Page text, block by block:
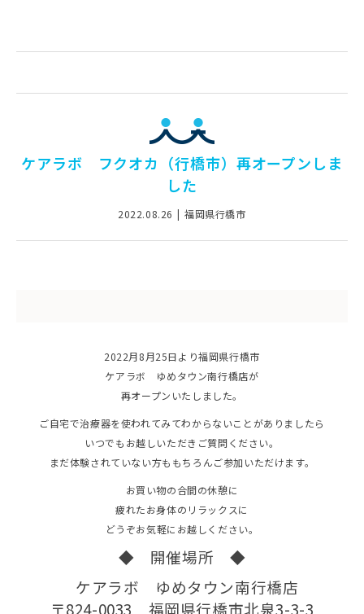
ケアラボ フクオカ（行橋市）再オープンしま
した
2022.08.26 福岡県行橋市
2022月8月25日より福岡県行橋市
ケアラボ ゆめタウン南行橋店が
再オープンいたしました。
ご自宅で治療器を使われてみてわからないことがありましたら
いつでもお越しいただきご質問ください。
まだ体験されていない方ももちろんご参加いただけます。
お買い物の合間の休憩に
疲れたお身体のリラックスに
どうぞお気軽にお越しください。
◆ 開催場所 ◆
ケアラボ ゆめタウン南行橋店
〒824-0033 福岡県行橋市北泉3-3-3